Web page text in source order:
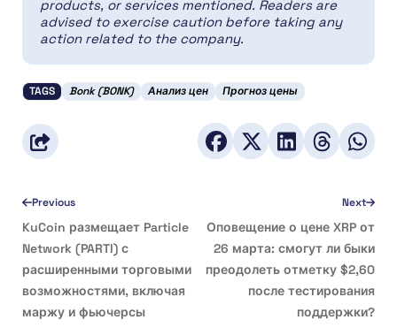
products, or services mentioned. Readers are
advised to exercise caution before taking any
action related to the company.
TAGS Bonk (BONK) Анализ цен Прогноз цены
Previous
KuCoin размещает Particle
Network (PARTI) с
расширенными торговыми
возможностями, включая
маржу и фьючерсы
Next
Оповещение о цене XRP от
26 марта: смогут ли быки
преодолеть отметку $2,60
после тестирования
поддержки?